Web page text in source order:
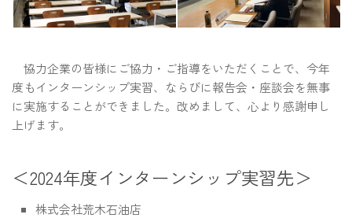
協力企業の皆様にご協力・ご指導をいただくことで、今年
度もインターンシップ実習、ならびに報告会・座談会を無事
に実施することができました。改めまして、心より感謝申し
上げます。
＜2024年度インターンシップ実習先＞
株式会社荒木石油店